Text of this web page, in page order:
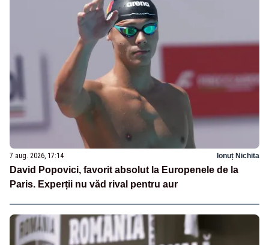
7 aug. 2026, 17:14 Ionuț Nichita
David Popovici, favorit absolut la Europenele de la
Paris. Experții nu văd rival pentru aur